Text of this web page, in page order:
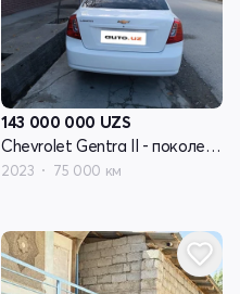
143 000 000 UZS
Chevrolet Gentra II - поколение
2023 75 000 км